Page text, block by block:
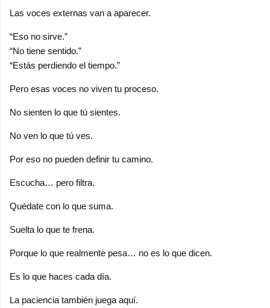
Las voces externas van a aparecer.
“Eso no sirve.”
“No tiene sentido.”
“Estás perdiendo el tiempo.”
Pero esas voces no viven tu proceso.
No sienten lo que tú sientes.
No ven lo que tú ves.
Por eso no pueden definir tu camino.
Escucha… pero filtra.
Quédate con lo que suma.
Suelta lo que te frena.
Porque lo que realmente pesa… no es lo que dicen.
Es lo que haces cada día.
La paciencia también juega aquí.